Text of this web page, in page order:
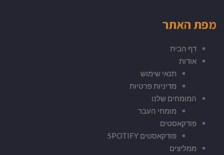
מפת האתר
דף הבית
אודות
תנאי שימוש
מדיניות פרטיות
המומחים שלנו
מומחי העבר
פודקאסטים
פודקאסטים SPOTIFY
ממליצים